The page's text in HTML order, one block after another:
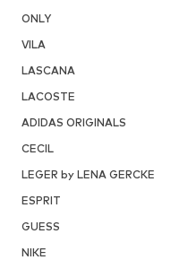
ONLY
VILA
LASCANA
LACOSTE
ADIDAS ORIGINALS
CECIL
LEGER by LENA GERCKE
ESPRIT
GUESS
NIKE